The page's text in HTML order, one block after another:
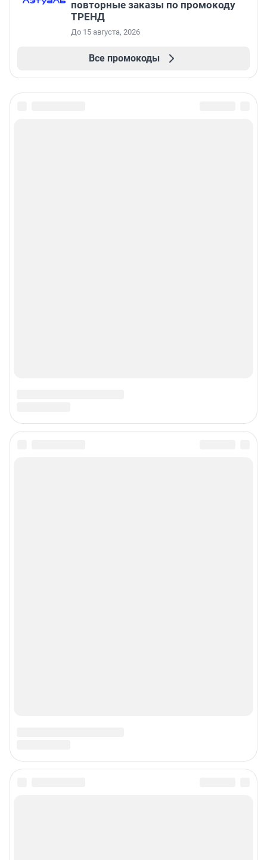
повторные заказы по промокоду
ТРЕНД
До 15 августа, 2026
Все промокоды